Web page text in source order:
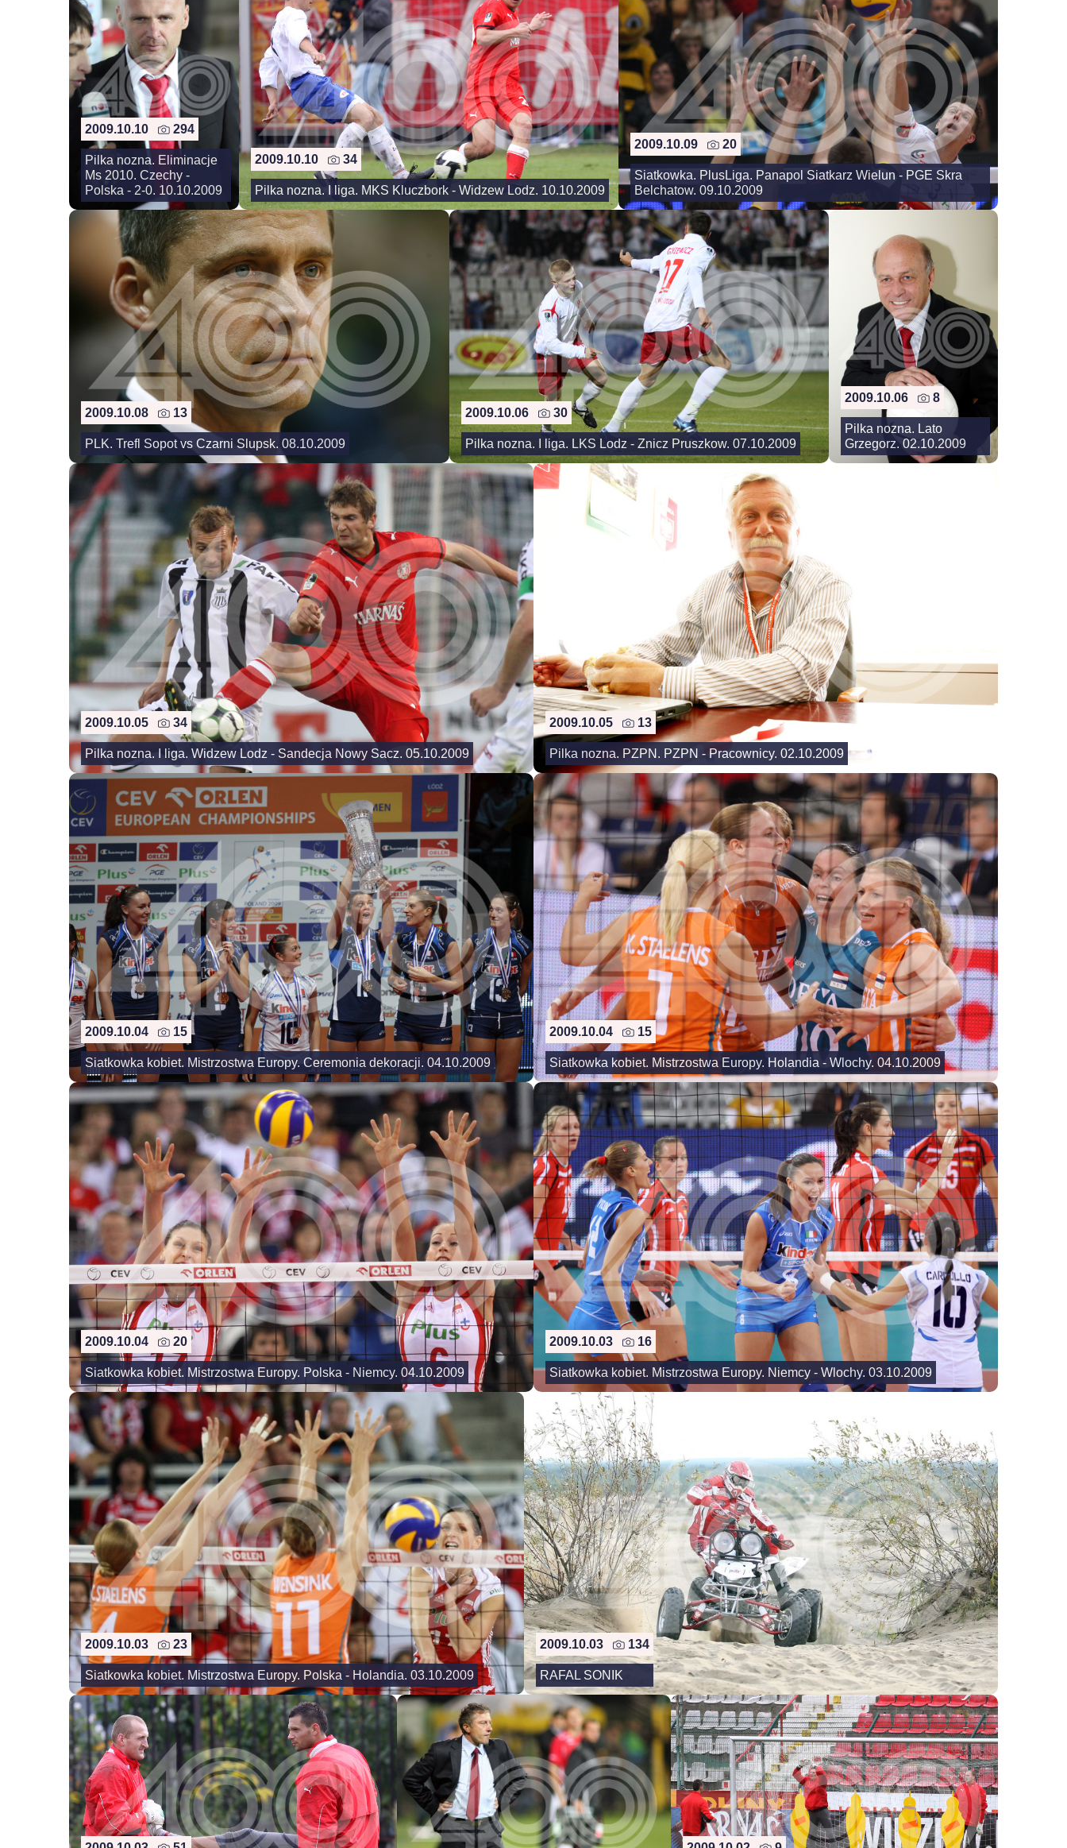
2009.10.10 294
Pilka nozna. Eliminacje
Ms 2010. Czechy -
Polska - 2-0. 10.10.2009
2009.10.10 34
Pilka nozna. I liga. MKS Kluczbork - Widzew Lodz. 10.10.2009
2009.10.09 20
Siatkowka. PlusLiga. Panapol Siatkarz Wielun - PGE Skra
Belchatow. 09.10.2009
2009.10.08 13
PLK. Trefl Sopot vs Czarni Slupsk. 08.10.2009
2009.10.06 30
Pilka nozna. I liga. LKS Lodz - Znicz Pruszkow. 07.10.2009
2009.10.06 8
Pilka nozna. Lato
Grzegorz. 02.10.2009
2009.10.05 34
Pilka nozna. I liga. Widzew Lodz - Sandecja Nowy Sacz. 05.10.2009
2009.10.05 13
Pilka nozna. PZPN. PZPN - Pracownicy. 02.10.2009
2009.10.04 15
Siatkowka kobiet. Mistrzostwa Europy. Ceremonia dekoracji. 04.10.2009
2009.10.04 15
Siatkowka kobiet. Mistrzostwa Europy. Holandia - Wlochy. 04.10.2009
2009.10.04 20
Siatkowka kobiet. Mistrzostwa Europy. Polska - Niemcy. 04.10.2009
2009.10.03 16
Siatkowka kobiet. Mistrzostwa Europy. Niemcy - Wlochy. 03.10.2009
2009.10.03 23
Siatkowka kobiet. Mistrzostwa Europy. Polska - Holandia. 03.10.2009
2009.10.03 134
RAFAL SONIK